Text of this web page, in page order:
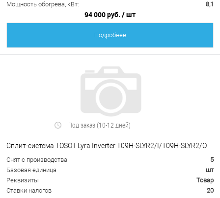
Мощность обогрева, кВт:
8,1
94 000 руб. / шт
Подробнее
Под заказ (10-12 дней)
Сплит-система TOSOT Lyra Inverter T09H-SLYR2/I/T09H-SLYR2/O
Снят с производства
5
Базовая единица
шт
Реквизиты
Товар
Ставки налогов
20